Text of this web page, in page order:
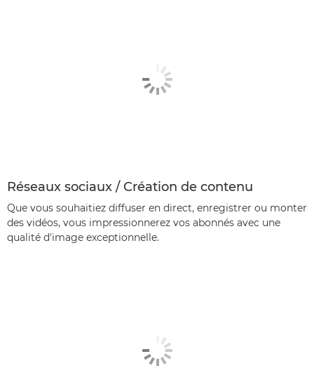
Réseaux sociaux / Création de contenu
Que vous souhaitiez diffuser en direct, enregistrer ou monter
des vidéos, vous impressionnerez vos abonnés avec une
qualité d'image exceptionnelle.